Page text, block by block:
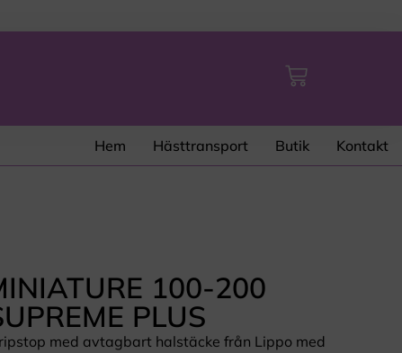
Hem Hästtransport Butik Kontakt
100-200
PLUS
med avtagbart halstäcke från Lippo med